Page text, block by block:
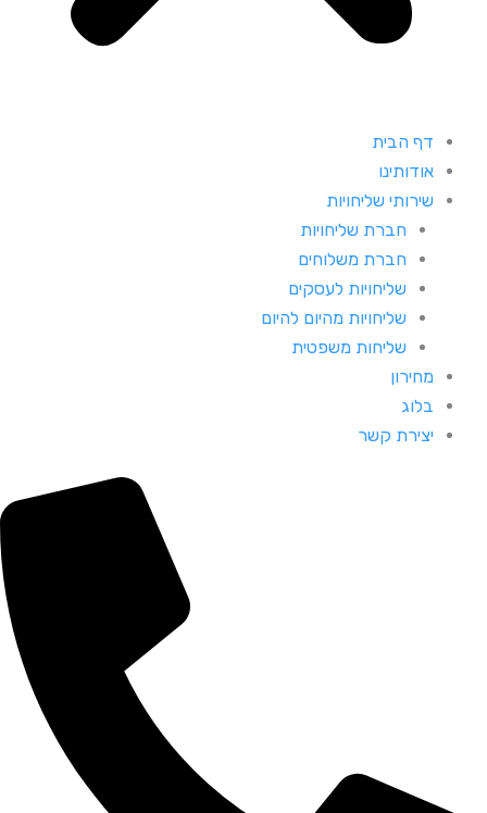
דף הבית
אודותינו
שירותי שליחויות
חברת שליחויות
חברת משלוחים
שליחויות לעסקים
שליחויות מהיום להיום
שליחות משפטית
מחירון
בלוג
יצירת קשר